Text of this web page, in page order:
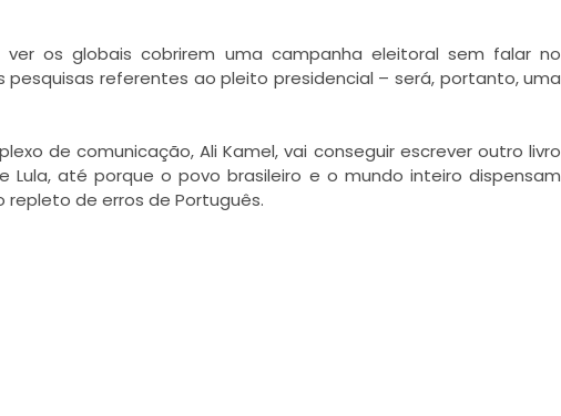
os globais cobrirem uma campanha eleitoral sem falar no
referentes ao pleito presidencial – será, portanto, uma
de comunicação, Ali Kamel, vai conseguir escrever outro livro
até porque o povo brasileiro e o mundo inteiro dispensam
de erros de Português.